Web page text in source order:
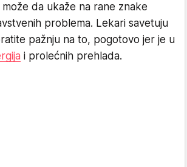
može da ukaže na rane znake
problema. Lekari savetuju
pažnju na to, pogotovo jer je u
i prolećnih prehlada.